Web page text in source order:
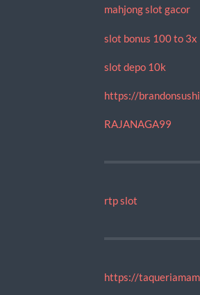
mahjong slot gacor
slot bonus 100 to 3x
slot depo 10k
https://
RAJANAGA99
rtp slot
https://